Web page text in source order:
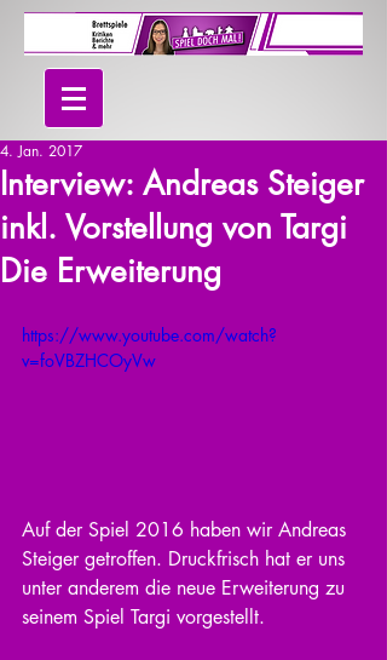
Interview: Andreas Steiger
inkl. Vorstellung von Targi
Die Erweiterung
4. Jan. 2017
https://www.youtube.com/watch?
v=foVBZHCOyVw
Auf der Spiel 2016 haben wir Andreas
Steiger getroffen. Druckfrisch hat er uns
unter anderem die neue Erweiterung zu
seinem Spiel Targi vorgestellt.